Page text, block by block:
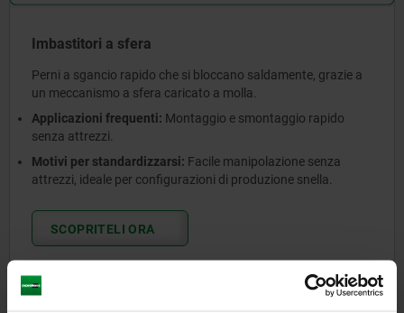
Imbastitori a sfera
Perni a sgancio rapido che si bloccano saldamente, grazie a
un meccanismo a sfera caricato a molla.
Applicazioni frequenti: Montaggio e smontaggio rapido
senza attrezzi.
Motivi per standardizzarsi: Facile manipolazione senza
attrezzi, ideale per configurazioni di produzione snella.
SCOPRITELI ORA